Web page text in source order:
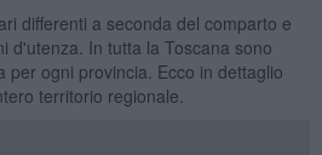
differenti a seconda del comparto e
d'utenza. In tutta la Toscana sono
per ogni provincia. Ecco in dettaglio
territorio regionale.